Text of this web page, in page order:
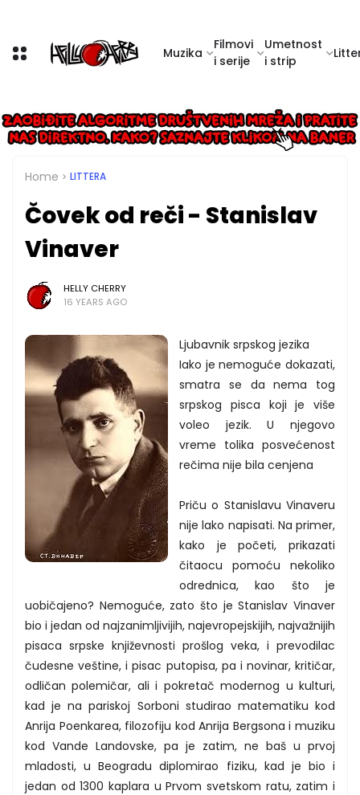
Muzika
Filmovi
i serije
Umetnost
i strip
Home LITTERA
Čovek od reči - Stanislav
Vinaver
HELLY CHERRY
16 YEARS AGO
Ljubavnik srpskog jezika
Iako je nemoguće dokazati,
smatra se da nema tog
srpskog pisca koji je više
voleo jezik. U njegovo
vreme tolika posvećenost
rečima nije bila cenjena
Priču o Stanislavu Vinaveru
nije lako napisati. Na primer,
kako je početi, prikazati
čitaocu pomoću nekoliko
odrednica, kao što je
uobičajeno? Nemoguće, zato što je Stanislav Vinaver
bio i jedan od najzanimljivijih, najevropejskijih, najvažnijih
pisaca srpske književnosti prošlog veka, i prevodilac
čudesne veštine, i pisac putopisa, pa i novinar, kritičar,
odličan polemičar, ali i pokretač modernog u kulturi,
kad je na pariskoj Sorboni studirao matematiku kod
Anrija Poenkarea, filozofiju kod Anrija Bergsona i muziku
kod Vande Landovske, pa je zatim, ne baš u prvoj
mladosti, u Beogradu diplomirao fiziku, kad je bio i
jedan od 1300 kaplara u Prvom svetskom ratu, zatim i